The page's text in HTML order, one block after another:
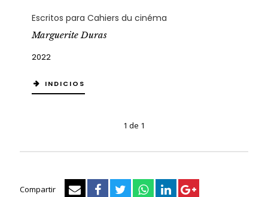
Escritos para Cahiers du cinéma
Marguerite Duras
2022
INDICIOS
1 de 1
Compartir